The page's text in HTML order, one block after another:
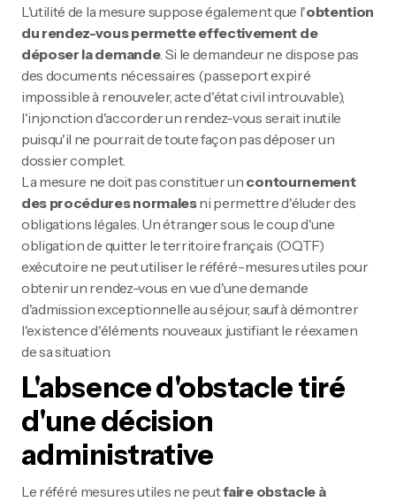
L'utilité de la mesure suppose également que l'obtention
du rendez-vous permette effectivement de
déposer la demande. Si le demandeur ne dispose pas
des documents nécessaires (passeport expiré
impossible à renouveler, acte d'état civil introuvable),
l'injonction d'accorder un rendez-vous serait inutile
puisqu'il ne pourrait de toute façon pas déposer un
dossier complet.
La mesure ne doit pas constituer un contournement
des procédures normalesni permettre d'éluder des
obligations légales. Un étranger sous le coup d'une
obligation de quitter le territoire français (OQTF)
exécutoire ne peut utiliser le référé-mesures utiles pour
obtenir un rendez-vous en vue d'une demande
d'admission exceptionnelle au séjour, sauf à démontrer
l'existence d'éléments nouveaux justifiant le réexamen
de sa situation.
L'absence d'obstacle tiré
d'une décision
administrative
Le référé mesures utiles ne peutfaire obstacle à